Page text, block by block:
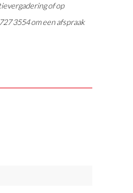
of op
3554 om een afspraak